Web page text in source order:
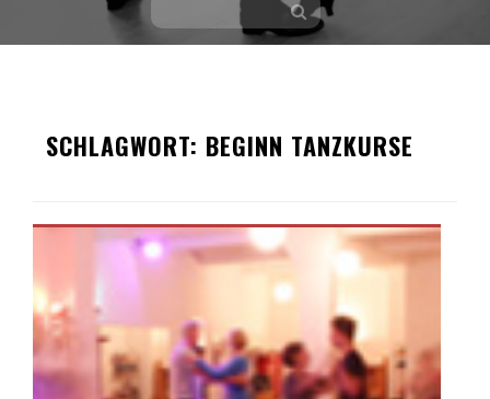
contentSCHLAGWORT: BEGINN TANZKURSE